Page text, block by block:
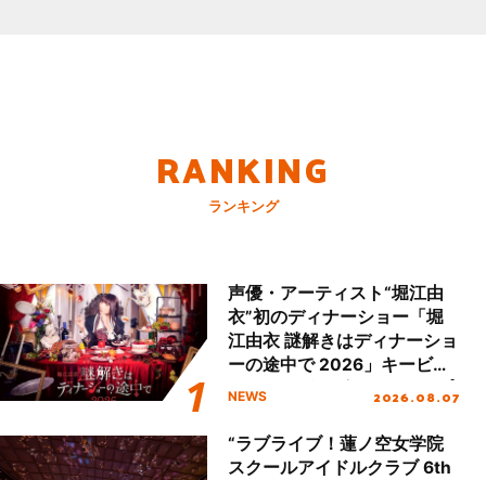
RANKING
ランキング
声優・アーティスト“堀江由
衣”初のディナーショー「堀
江由衣 謎解きはディナーショ
ーの途中で 2026」キービジ
ュアル＆グッズラインナップ
NEWS 2026.08.07
“ラブライブ！蓮ノ空女学院
スクールアイドルクラブ 6th